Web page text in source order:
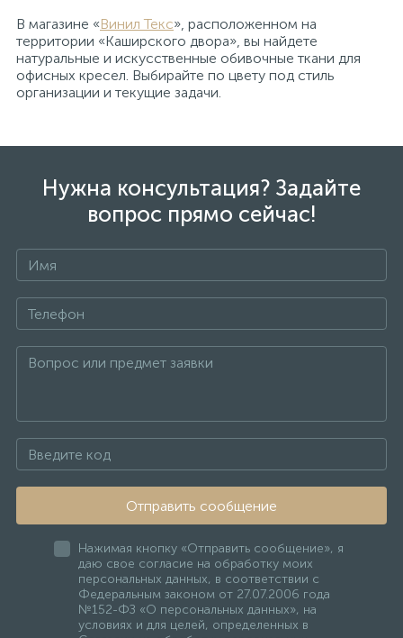
В магазине «Винил Текс», расположенном на
территории «Каширского двора», вы найдете
натуральные и искусственные обивочные ткани для
офисных кресел. Выбирайте по цвету под стиль
организации и текущие задачи.
Нужна консультация? Задайте
вопрос прямо сейчас!
Отправить сообщение
Нажимая кнопку «Отправить сообщение», я
даю свое согласие на обработку моих
персональных данных, в соответствии с
Федеральным законом от 27.07.2006 года
№152-ФЗ «О персональных данных», на
условиях и для целей, определенных в